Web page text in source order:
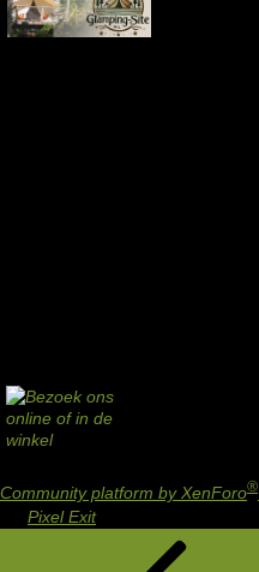
Community platform by XenForo®
Pixel Exit